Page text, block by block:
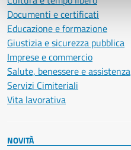
Documenti e certificati
Educazione e formazione
Giustizia e sicurezza pubblica
Imprese e commercio
Salute, benessere e assistenza
Servizi Cimiteriali
Vita lavorativa
NOVITÀ